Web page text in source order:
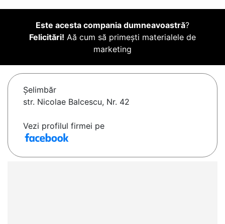
Este acesta compania dumneavoastră?
Felicitări! Aă cum să primești materialele de
marketing
Şelimbăr
str. Nicolae Balcescu, Nr. 42
Vezi profilul firmei pe